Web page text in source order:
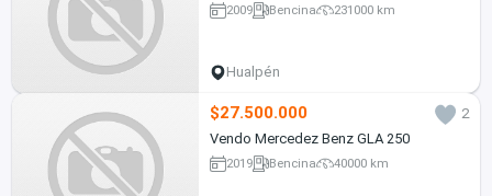
2009 Bencina 231000 km
Hualpén
$27.500.000
2
Vendo Mercedez Benz GLA 250
2019 Bencina 40000 km